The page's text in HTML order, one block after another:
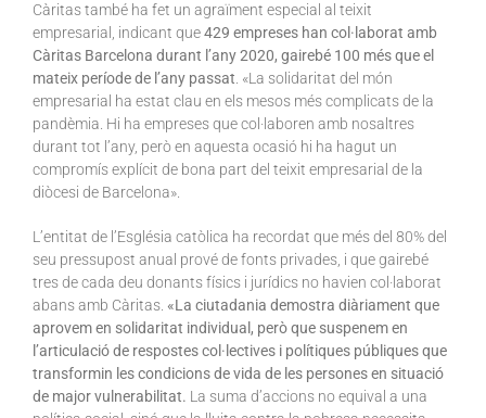
Càritas també ha fet un agraïment especial al teixit
empresarial, indicant que429 empreses han col·laborat amb
Càritas Barcelona durant l’any 2020, gairebé 100 més que el
mateix període de l’any passat . «La solidaritat del món
empresarial ha estat clau en els mesos més complicats de la
pandèmia. Hi ha empreses que col·laboren amb nosaltres
durant tot l’any, però en aquesta ocasió hi ha hagut un
compromís explícit de bona part del teixit empresarial de la
diòcesi de Barcelona».
L’entitat de l’Església catòlica ha recordat que més del 80% del
seu pressupost anual prové de fonts privades, i que gairebé
tres de cada deu donants físics i jurídics no havien col·laborat
abans amb Càritas. «La ciutadania demostra diàriament que
aprovem en solidaritat individual, però que suspenem en
l’articulació de respostes col·lectives i polítiques públiques que
transformin les condicions de vida de les persones en situació
de major vulnerabilitat. La suma d’accions no equival a una